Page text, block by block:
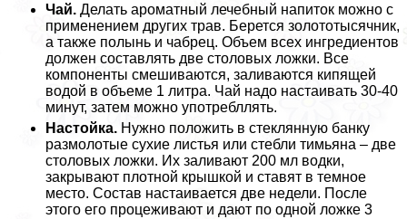
Чай. Делать ароматный лечебный напиток можно с
применением других трав. Берется золототысячник,
а также полынь и чабрец. Объем всех ингредиентов
должен составлять две столовых ложки. Все
компоненты смешиваются, заливаются кипящей
водой в объеме 1 литра. Чай надо настаивать 30-40
минут, затем можно употрeбллять.
Настойка. Нужно положить в стеклянную банку
размолотые сухие листья или стeбли тимьяна – две
столовых ложки. Их заливают 200 мл водки,
закрывают плотной крышкой и ставят в темное
место. Состав настаивается две недели. После
этого его процеживают и дают по одной ложке 3